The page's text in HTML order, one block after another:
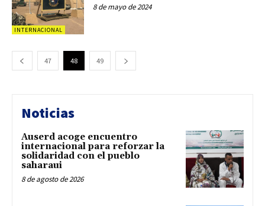
INTERNACIONAL
8 de mayo de 2024
47 48 49
Noticias
Auserd acoge encuentro
internacional para reforzar la
solidaridad con el pueblo
saharaui
8 de agosto de 2026